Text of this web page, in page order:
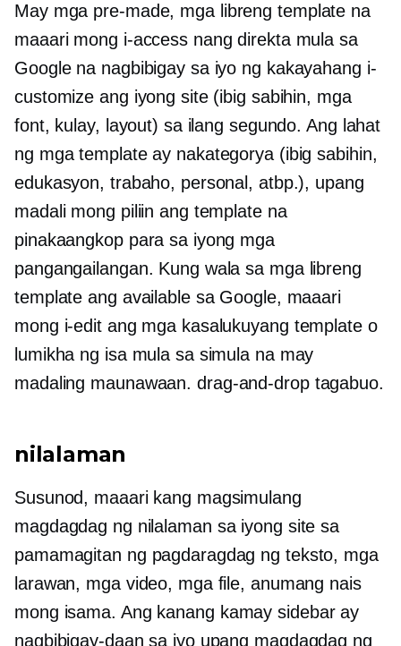
May mga pre-made, mga libreng template na
maaari mong i-access nang direkta mula sa
Google na nagbibigay sa iyo ng kakayahang i-
customize ang iyong site (ibig sabihin, mga
font, kulay, layout) sa ilang segundo. Ang lahat
ng mga template ay nakategorya (ibig sabihin,
edukasyon, trabaho, personal, atbp.), upang
madali mong piliin ang template na
pinakaangkop para sa iyong mga
pangangailangan. Kung wala sa mga libreng
template ang available sa Google, maaari
mong i-edit ang mga kasalukuyang template o
lumikha ng isa mula sa simula na may
madaling maunawaan. drag-and-droptagabuo.
nilalaman
Susunod, maaari kang magsimulang
magdagdag ng nilalaman sa iyong site sa
pamamagitan ng pagdaragdag ng teksto, mga
larawan, mga video, mga file, anumang nais
mong isama. Ang kanang kamay sidebar ay
nagbibigay-daan sa iyo upang magdagdag ng